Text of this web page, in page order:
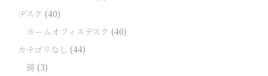
デスク (40)
ホームオフィスデスク (40)
カテゴリなし (44)
鏡 (3)